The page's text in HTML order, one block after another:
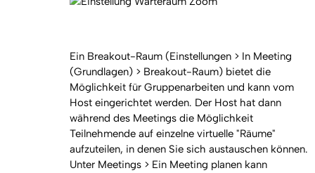
Ein Breakout-Raum (Einstellungen > In Meeting
(Grundlagen) > Breakout-Raum) bietet die
Möglichkeit für Gruppenarbeiten und kann vom
Host eingerichtet werden. Der Host hat dann
während des Meetings die Möglichkeit
Teilnehmende auf einzelne virtuelle "Räume"
aufzuteilen, in denen Sie sich austauschen können.
Unter Meetings > Ein Meeting planen kann